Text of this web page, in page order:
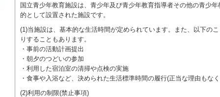
国立青少年教育施設は、青少年及び青少年教育指導者その他の青少
的として設置された施設です。
(1)当施設は、基本的な生活時間が定められています。また、以下の
りすることもあります。
・事前の活動計画提出
・朝夕のつどいの参加
・利用した宿泊室の清掃や点検の実施
・食事や入浴など、決められた生活標準時間の履行(正当な理由も
(2)利用の制限(禁止事項)